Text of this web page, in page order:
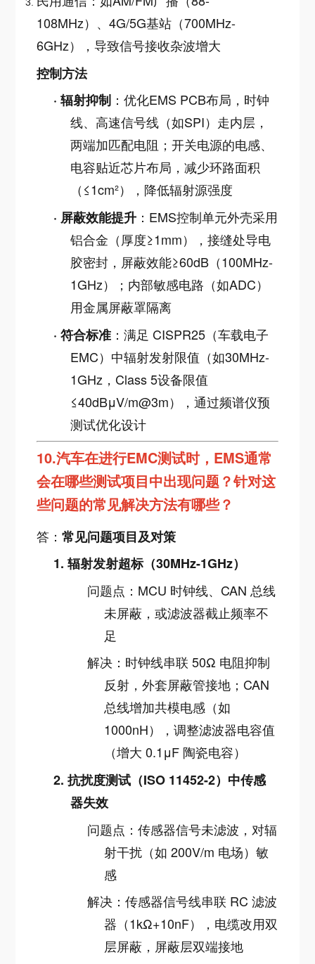
108MHz）、4G/5G基站（700MHz-
6GHz），导致信号接收杂波增大
控制方法
·辐射抑制 ：优化EMS PCB布局，时钟
线、高速信号线（如SPI）走内层，
两端加匹配电阻；开关电源的电感、
电容贴近芯片布局，减少环路面积
（≤1cm²），降低辐射源强度
· 屏蔽效能提升 ：EMS控制单元外壳采用
铝合金（厚度≥1mm），接缝处导电
胶密封，屏蔽效能≥60dB（100MHz-
1GHz）；内部敏感电路（如ADC）
用金属屏蔽罩隔离
·符合标准 ：满足 CISPR25（车载电子
EMC）中辐射发射限值（如30MHz-
1GHz，Class 5设备限值
≤40dBμV/m@3m），通过频谱仪预
测试优化设计
10.汽车在进行EMC测试时，EMS通常
会在哪些测试项目中出现问题？针对这
些问题的常见解决方法有哪些？
答：常见问题项目及对策
1.辐射发射超标（30MHz-1GHz）
问题点：MCU 时钟线、CAN 总线
未屏蔽，或滤波器截止频率不
足
解决：时钟线串联 50Ω 电阻抑制
反射，外套屏蔽管接地；CAN
总线增加共模电感（如
1000nH），调整滤波器电容值
（增大 0.1μF 陶瓷电容）
2.抗扰度测试（ISO 11452-2）中传感
器失效
问题点：传感器信号未滤波，对辐
射干扰（如 200V/m 电场）敏
感
解决：传感器信号线串联 RC 滤波
器（1kΩ+10nF），电缆改用双
层屏蔽，屏蔽层双端接地